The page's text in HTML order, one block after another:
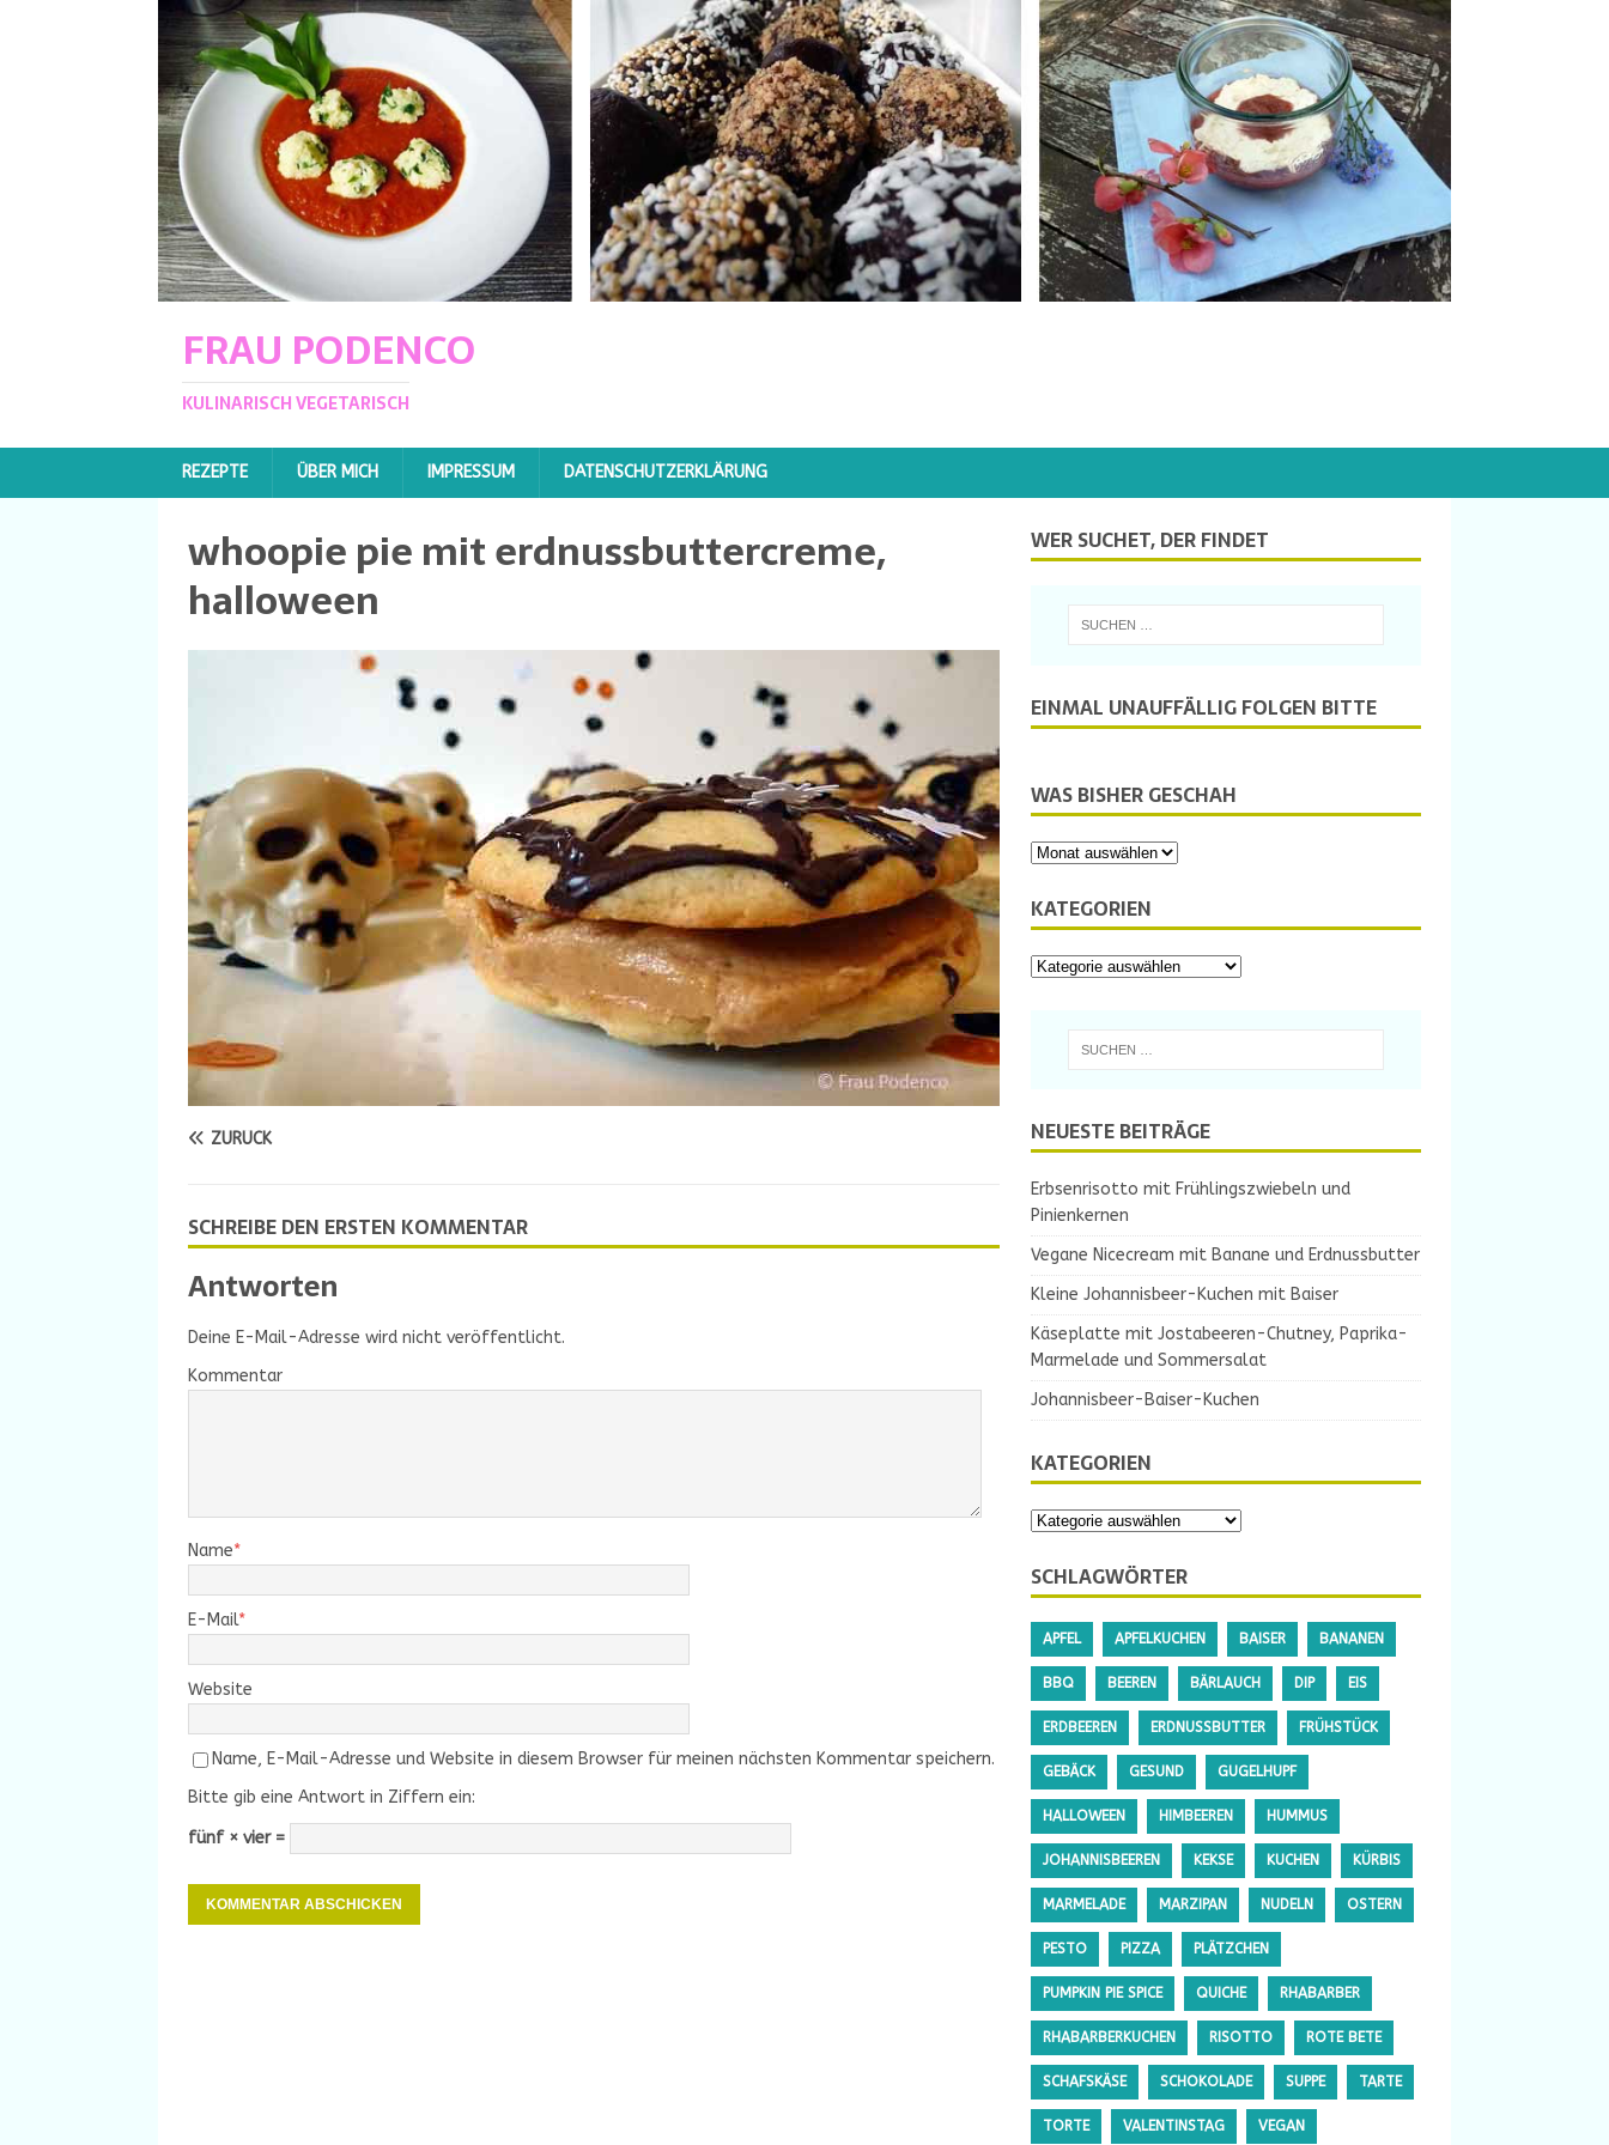
FRAU PODENCO
KULINARISCH VEGETARISCH
REZEPTE ÜBER MICH IMPRESSUM DATENSCHUTZERKLÄRUNG
whoopie pie mit erdnussbuttercreme,
halloween
ZURÜCK
SCHREIBE DEN ERSTEN KOMMENTAR
Antworten
Deine E-Mail-Adresse wird nicht veröffentlicht.
Kommentar
Name*
E-Mail*
Website
Name, E-Mail-Adresse und Website in diesem Browser für meinen nächsten Kommentar speichern.
Bitte gib eine Antwort in Ziffern ein:
fünf × vier =
WER SUCHET, DER FINDET
EINMAL UNAUFFÄLLIG FOLGEN BITTE
WAS BISHER GESCHAH
KATEGORIEN
NEUESTE BEITRÄGE
Erbsenrisotto mit Frühlingszwiebeln und
Pinienkernen
Vegane Nicecream mit Banane und Erdnussbutter
Kleine Johannisbeer-Kuchen mit Baiser
Käseplatte mit Jostabeeren-Chutney, Paprika-
Marmelade und Sommersalat
Johannisbeer-Baiser-Kuchen
KATEGORIEN
SCHLAGWÖRTER
APFEL APFELKUCHEN BAISER BANANEN
BBQ BEEREN BÄRLAUCH DIP EIS
ERDBEEREN ERDNUSSBUTTER FRÜHSTÜCK
GEBÄCK GESUND GUGELHUPF
HALLOWEEN HIMBEEREN HUMMUS
JOHANNISBEEREN KEKSE KUCHEN KÜRBIS
MARMELADE MARZIPAN NUDELN OSTERN
PESTO PIZZA PLÄTZCHEN
PUMPKIN PIE SPICE QUICHE RHABARBER
RHABARBERKUCHEN RISOTTO ROTE BETE
SCHAFSKÄSE SCHOKOLADE SUPPE TARTE
TORTE VALENTINSTAG VEGAN